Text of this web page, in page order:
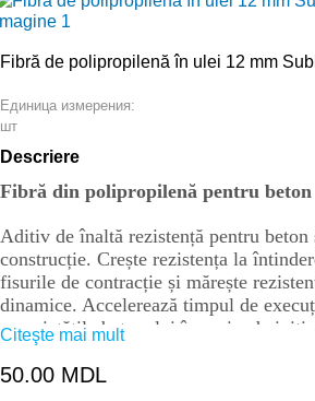
Fibră de polipropilenă în ulei 12 mm
Единица измерения:
шт
Descriere
Fibră din polipropilenă pentru beton
Aditiv de înaltă rezistență pentru beton
construcție. Crește rezistența la
fisurile de contracție și mărește
dinamice. Accelerează timpul de
proprietățile betonului în perioada
Proprietăți:
Citeşte mai mult
50.00 MDL